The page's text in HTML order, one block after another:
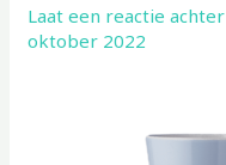
Laat een reactie achter
oktober 2022